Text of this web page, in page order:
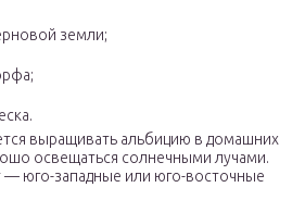
земли;
выращивать альбицию в домашних
освещаться солнечными лучами.
юго-западные или юго-восточные